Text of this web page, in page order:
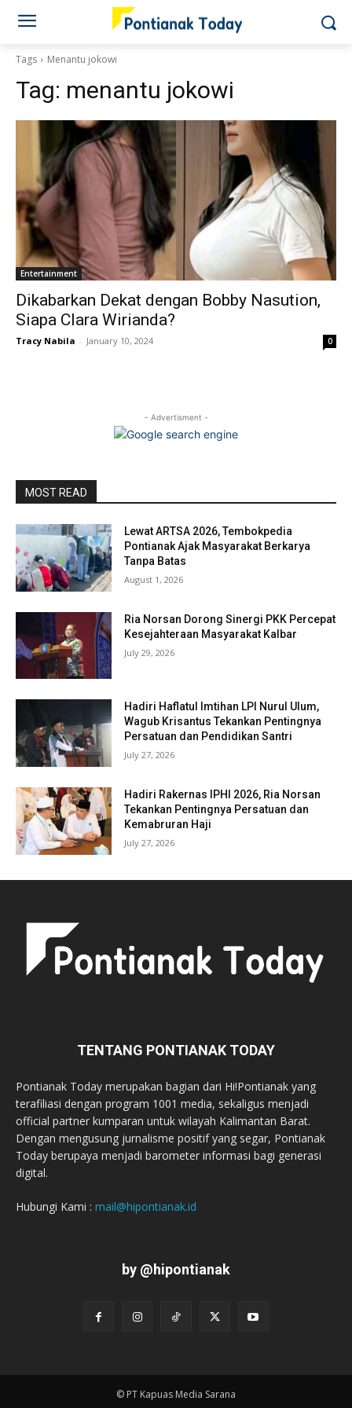
Tags Menantu jokowi
Tag: menantu jokowi
Entertainment
Dikabarkan Dekat dengan Bobby Nasution,
Siapa Clara Wirianda?
Tracy Nabila - January 10, 2024 0
- Advertisment -
MOST READ
Lewat ARTSA 2026, Tembokpedia
Pontianak Ajak Masyarakat Berkarya
Tanpa Batas
August 1, 2026
Ria Norsan Dorong Sinergi PKK Percepat
Kesejahteraan Masyarakat Kalbar
July 29, 2026
Hadiri Haflatul Imtihan LPI Nurul Ulum,
Wagub Krisantus Tekankan Pentingnya
Persatuan dan Pendidikan Santri
July 27, 2026
Hadiri Rakernas IPHI 2026, Ria Norsan
Tekankan Pentingnya Persatuan dan
Kemabruran Haji
July 27, 2026
TENTANG PONTIANAK TODAY
Pontianak Today merupakan bagian dari Hi!Pontianak yang
terafiliasi dengan program 1001 media, sekaligus menjadi
official partner kumparan untuk wilayah Kalimantan Barat.
Dengan mengusung jurnalisme positif yang segar, Pontianak
Today berupaya menjadi barometer informasi bagi generasi
digital.
Hubungi Kami : mail@hipontianak.id
by @hipontianak
© PT Kapuas Media Sarana